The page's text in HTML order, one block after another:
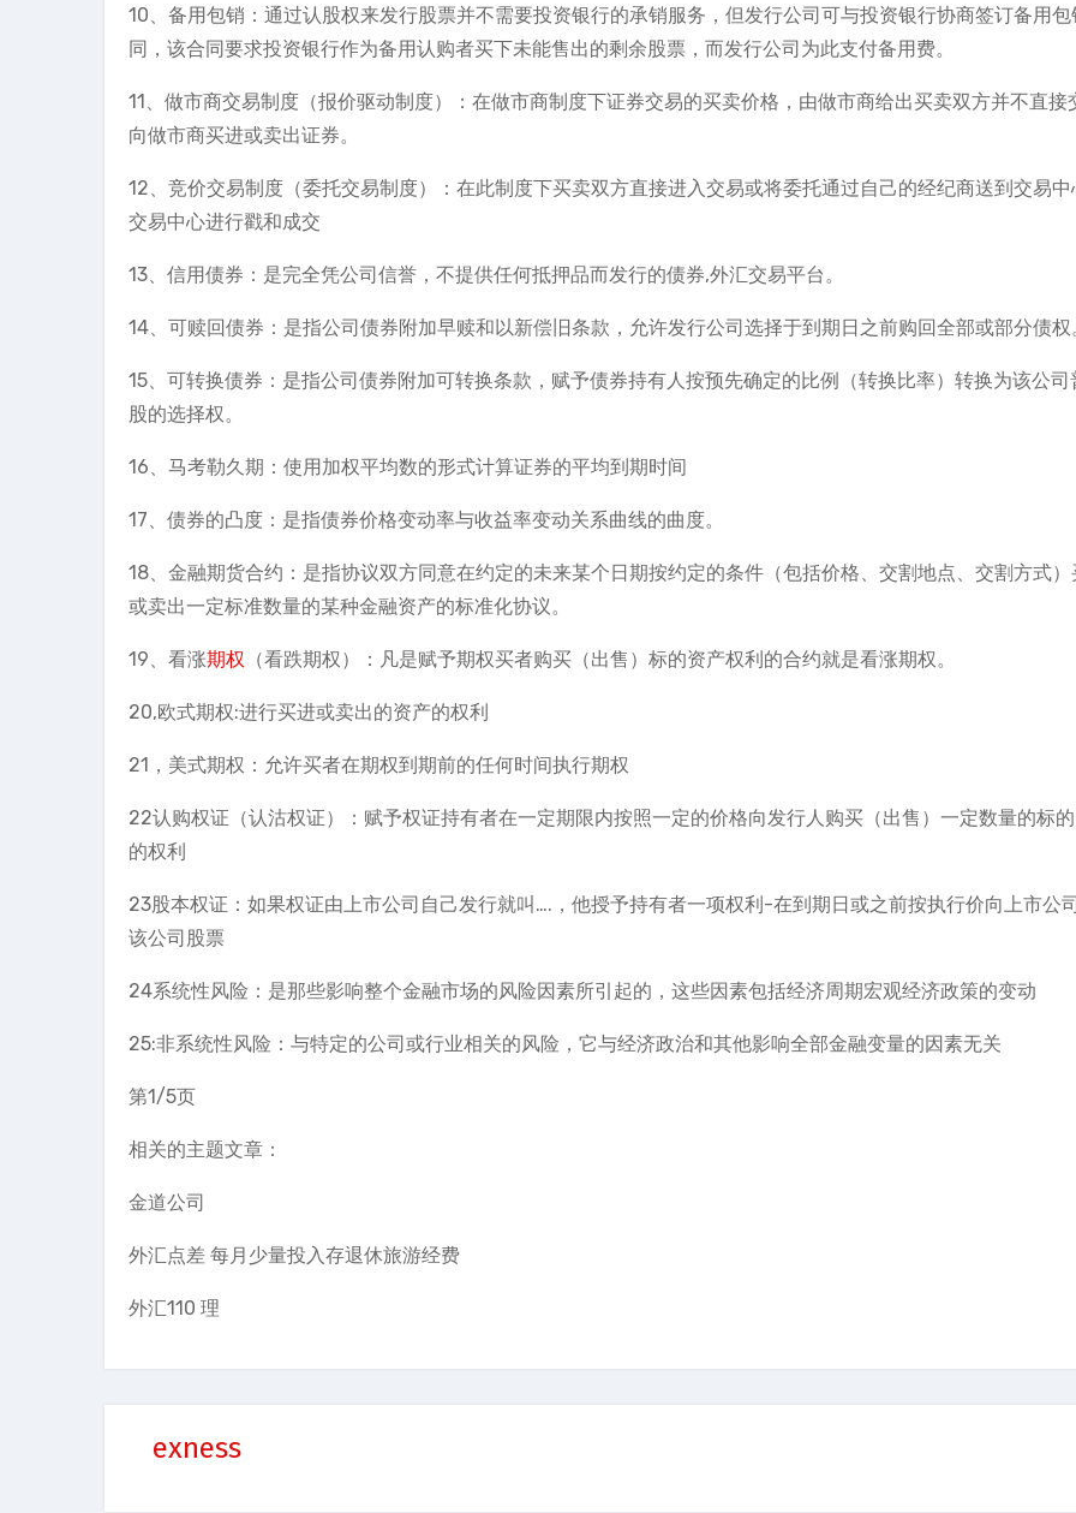
10、备用包销：通过认股权来发行股票并不需要投资银行的承销服务，但发行公司可与投资银行协商签订备用包
同，该合同要求投资银行作为备用认购者买下未能售出的剩余股票，而发行公司为此支付备用费。
11、做市商交易制度（报价驱动制度）：在做市商制度下证券交易的买卖价格，由做市商给出买卖双方并不直接
向做市商买进或卖出证券。
12、竞价交易制度（委托交易制度）：在此制度下买卖双方直接进入交易或将委托通过自己的经纪商送到交易中
交易中心进行戳和成交
13、信用债券：是完全凭公司信誉，不提供任何抵押品而发行的债券,外汇交易平台。
14、可赎回债券：是指公司债券附加早赎和以新偿旧条款，允许发行公司选择于到期日之前购回全部或部分债权
15、可转换债券：是指公司债券附加可转换条款，赋予债券持有人按预先确定的比例（转换比率）转换为该公司
股的选择权。
16、马考勒久期：使用加权平均数的形式计算证券的平均到期时间
17、债券的凸度：是指债券价格变动率与收益率变动关系曲线的曲度。
18、金融期货合约：是指协议双方同意在约定的未来某个日期按约定的条件（包括价格、交割地点、交割方式）
或卖出一定标准数量的某种金融资产的标准化协议。
19、看涨期权 （看跌期权）：凡是赋予期权买者购买（出售）标的资产权利的合约就是看涨期权。
20,欧式期权:进行买进或卖出的资产的权利
21，美式期权：允许买者在期权到期前的任何时间执行期权
22认购权证（认沽权证）：赋予权证持有者在一定期限内按照一定的价格向发行人购买（出售）一定数量的标
的权利
23股本权证：如果权证由上市公司自己发行就叫….，他授予持有者一项权利-在到期日或之前按执行价向上市公
该公司股票
24系统性风险：是那些影响整个金融市场的风险因素所引起的，这些因素包括经济周期宏观经济政策的变动
25:非系统性风险：与特定的公司或行业相关的风险，它与经济政治和其他影响全部金融变量的因素无关
第1/5页
相关的主题文章：
金道公司
外汇点差 每月少量投入存退休旅游经费
外汇110 理
exness